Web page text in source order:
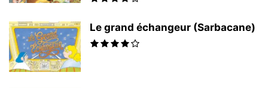
Le grand échangeur (Sarbacane)